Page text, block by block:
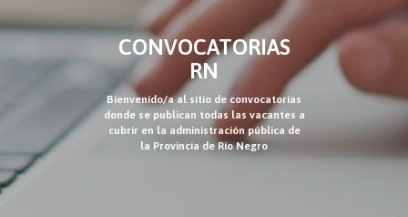
CONVOCATORIAS
RN
Bienvenido/a al sitio de convocatorias
donde se publican todas las vacantes a
cubrir en la administración pública de
la Provincia de Río Negro